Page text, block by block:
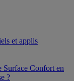
et applis
Surface Confort en
?